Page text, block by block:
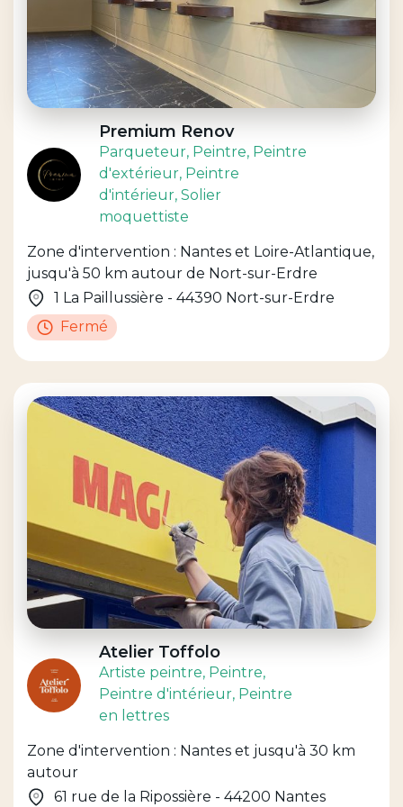
Premium Renov
Parqueteur, Peintre, Peintre
d'extérieur, Peintre
d'intérieur, Solier
moquettiste
Zone d'intervention : Nantes et Loire-Atlantique,
jusqu'à 50 km autour de Nort-sur-Erdre
1 La Paillussière - 44390 Nort-sur-Erdre
Fermé
Atelier Toffolo
Artiste peintre, Peintre,
Peintre d'intérieur, Peintre
en lettres
Zone d'intervention : Nantes et jusqu'à 30 km
autour
61 rue de la Ripossière - 44200 Nantes